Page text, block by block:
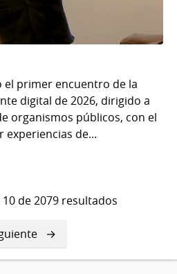
el primer encuentro de la
digital de 2026, dirigido a
organismos públicos, con el
de...
de 2079 resultados